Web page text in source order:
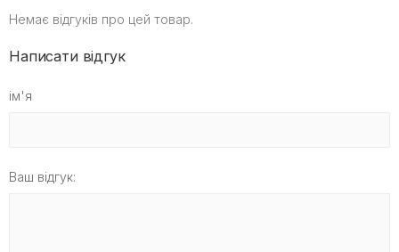
Немає відгуків про цей товар.
Написати відгук
ім'я
Ваш відгук: